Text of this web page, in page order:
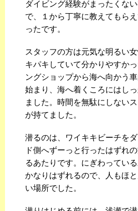
ダイビング経験がまったくな
で、１から丁寧に教えてもら
ったです。
スタッフの方は元気な明るい
キパキしていて分かりやすか
ングショップから海へ向かう
始まり、海へ着くころにはし
ました。時間を無駄にしない
が持てました。
潜るのは、ワイキキビーチを
ド側へずーっと行ったはずれ
るあたりです。にぎわっている
かなりはずれるので、人もほ
い場所でした。